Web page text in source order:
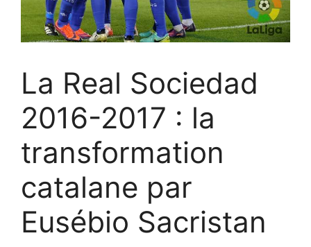
La Real Sociedad
2016-2017 : la
transformation
catalane par
Eusébio Sacristan